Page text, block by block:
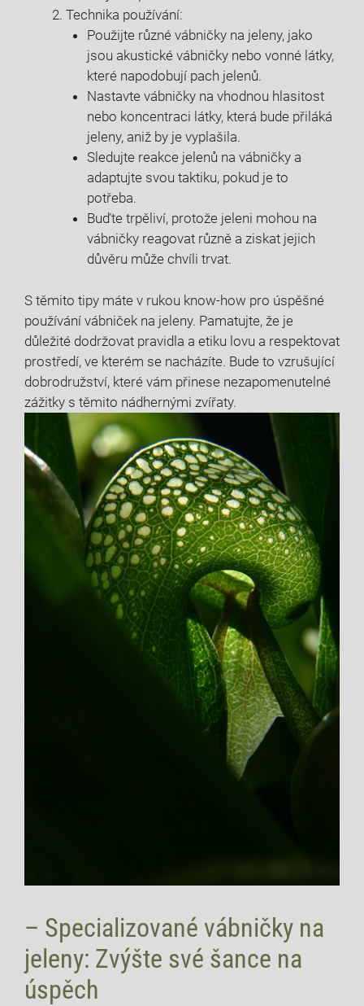
Technika používání:
Použijte různé vábničky na jeleny, jako
jsou akustické vábničky nebo vonné látky,
které napodobují pach jelenů.
Nastavte vábničky na vhodnou hlasitost
nebo koncentraci látky, která bude přiláká
jeleny, aniž by je vyplašila.
Sledujte reakce jelenů na vábničky a
adaptujte svou taktiku, pokud je to
potřeba.
Buďte trpěliví, protože jeleni mohou na
vábničky reagovat různě a ziskat jejich
důvěru může chvíli trvat.
S těmito tipy máte v rukou know-how pro úspěšné
používání vábniček na jeleny. Pamatujte, že je
důležité dodržovat pravidla a etiku lovu a respektovat
prostředí, ve kterém se nacházíte. Bude to vzrušující
dobrodružství, které vám přinese nezapomenutelné
zážitky s těmito nádhernými zvířaty.
– Specializované vábničky na
jeleny: Zvýšte své šance na
úspěch